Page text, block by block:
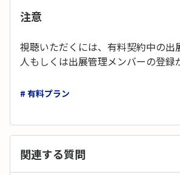
注意
視聴いただくには、有料契約中の出
人もしくは出展管理メンバーの登録
# 有料プラン
関連する質問